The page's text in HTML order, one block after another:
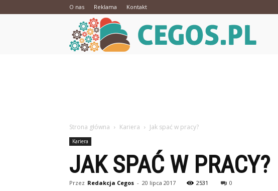
O nas Reklama Kontakt
Strona główna Kariera Jak spać w pracy?
Kariera
JAK SPAĆ W PRACY?
Przez Redakcja Cegos - 20 lipca 2017 2531 0